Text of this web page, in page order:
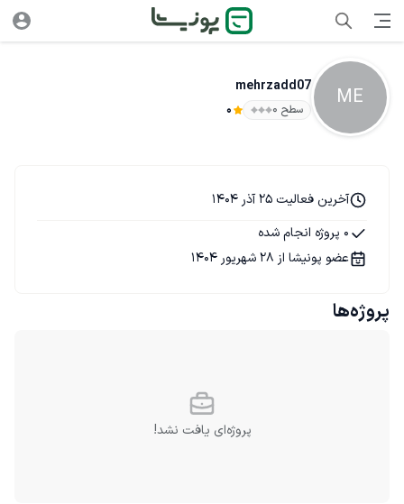
ME
mehrzadd07
سطح ۰ 0
آخرین فعالیت 25 آذر 1404
0 پروژه انجام شده
عضو پونیشا از 28 شهریور 1404
پروژه‌ها
پروژه‌ای یافت نشد!